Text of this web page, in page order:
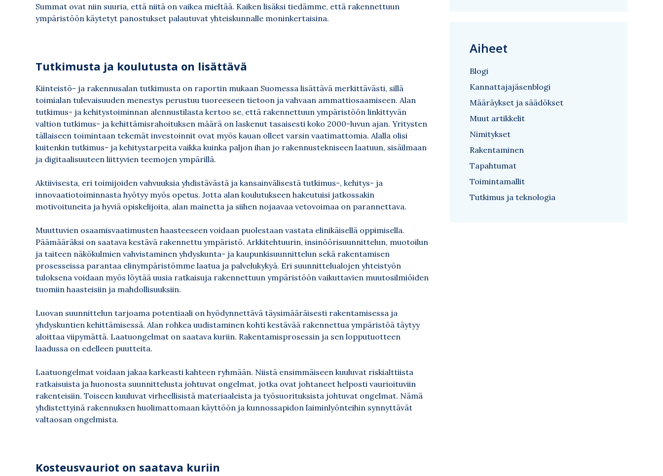
Summat ovat niin suuria, että niitä on vaikea mieltää. Kaiken lisäksi tiedämme, että rakennettuun
ympäristöön käytetyt panostukset palautuvat yhteiskunnalle moninkertaisina.
Tutkimusta ja koulutusta on lisättävä
Kiinteistö- ja rakennusalan tutkimusta on raportin mukaan Suomessa lisättävä merkittävästi, sillä
toimialan tulevaisuuden menestys perustuu tuoreeseen tietoon ja vahvaan ammattiosaamiseen. Alan
tutkimus- ja kehitystoiminnan alennustilasta kertoo se, että rakennettuun ympäristöön linkittyvän
valtion tutkimus- ja kehittämisrahoituksen määrä on laskenut tasaisesti koko 2000-luvun ajan. Yritysten
tällaiseen toimintaan tekemät investoinnit ovat myös kauan olleet varsin vaatimattomia. Alalla olisi
kuitenkin tutkimus- ja kehitystarpeita vaikka kuinka paljon ihan jo rakennustekniseen laatuun, sisäilmaan
ja digitaalisuuteen liittyvien teemojen ympärillä.
Aktiivisesta, eri toimijoiden vahvuuksia yhdistävästä ja kansainvälisestä tutkimus-, kehitys- ja
innovaatiotoiminnasta hyötyy myös opetus. Jotta alan koulutukseen hakeutuisi jatkossakin
motivoituneita ja hyviä opiskelijoita, alan mainetta ja siihen nojaavaa vetovoimaa on parannettava.
Muuttuvien osaamisvaatimusten haasteeseen voidaan puolestaan vastata elinikäisellä oppimisella.
Päämääräksi on saatava kestävä rakennettu ympäristö. Arkkitehtuurin, insinöörisuunnittelun, muotoilun
ja taiteen näkökulmien vahvistaminen yhdyskunta- ja kaupunkisuunnittelun sekä rakentamisen
prosesseissa parantaa elinympäristömme laatua ja palvelukykyä. Eri suunnittelualojen yhteistyön
tuloksena voidaan myös löytää uusia ratkaisuja rakennettuun ympäristöön vaikuttavien muutosilmiöiden
tuomiin haasteisiin ja mahdollisuuksiin.
Luovan suunnittelun tarjoama potentiaali on hyödynnettävä täysimääräisesti rakentamisessa ja
yhdyskuntien kehittämisessä. Alan rohkea uudistaminen kohti kestävää rakennettua ympäristöä täytyy
aloittaa viipymättä. Laatuongelmat on saatava kuriin. Rakentamisprosessin ja sen lopputuotteen
laadussa on edelleen puutteita.
Laatuongelmat voidaan jakaa karkeasti kahteen ryhmään. Niistä ensimmäiseen kuuluvat riskialttiista
ratkaisuista ja huonosta suunnittelusta johtuvat ongelmat, jotka ovat johtaneet helposti vaurioituviin
rakenteisiin. Toiseen kuuluvat virheellisistä materiaaleista ja työsuorituksista johtuvat ongelmat. Nämä
yhdistettyinä rakennuksen huolimattomaan käyttöön ja kunnossapidon laiminlyönteihin synnyttävät
valtaosan ongelmista.
Kosteusvauriot on saatava kuriin
Aiheet
Blogi
Kannattajajäsenblogi
Määräykset ja säädökset
Muut artikkelit
Nimitykset
Rakentaminen
Tapahtumat
Toimintamallit
Tutkimus ja teknologia